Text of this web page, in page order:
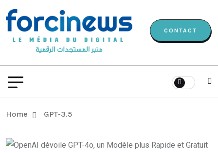
CONTACT
Home GPT-3.5